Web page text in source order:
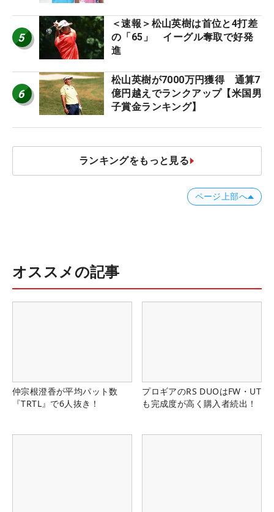
5
＜速報＞松山英樹は首位と4打差
の「65」 イーグル奪取で好発
進
6
松山英樹が7000万円獲得 通算7
億円越えでランクアップ【米国男
子賞金ランキング】
ランキングをもっと見る
ページ上部へ
オススメの記事
仲宗根澄香が平均パット数
『TRTL』で6人抜き！
プロギアのRS DUOはFW・UT
も完成度が高く購入者続出！